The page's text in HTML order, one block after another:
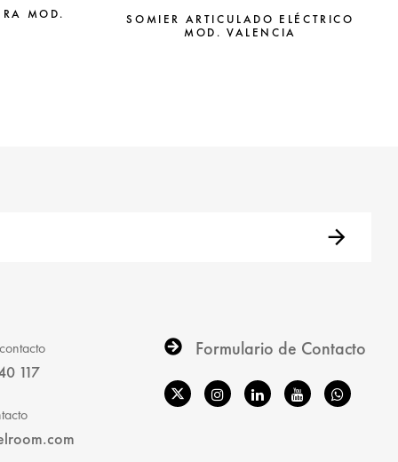
MOD.
SOMIER ARTICULADO ELÉCTRICO
MOD. VALENCIA
117
Formulario de Contacto